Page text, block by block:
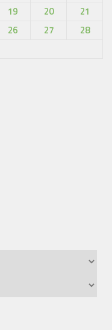
19 20
21
26 27
28